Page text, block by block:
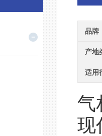
品牌
产地
适用
气
现